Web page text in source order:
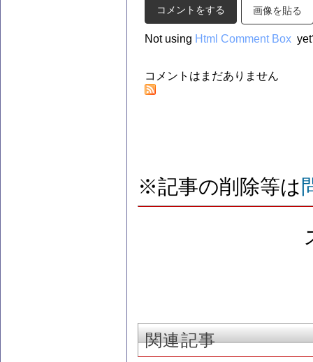
画像を貼る
Not using Html Comment Box
コメントはまだありません
※記事の削除等は
関連記事